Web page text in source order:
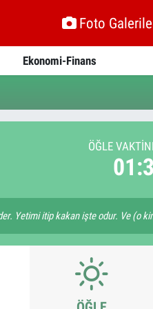
Foto
Ekonomi-Finans
ÖĞLE
Yetimi itip kakan işte odur. Ve (o